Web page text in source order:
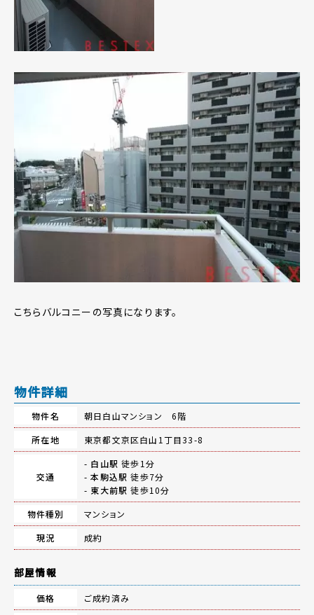
こちらバルコニーの写真になります。
物件詳細
物件名
朝日白山マンション 6階
所在地
東京都文京区白山1丁目33-8
交通
- 白山駅 徒歩1分
-本駒込駅 徒歩7分
- 東大前駅 徒歩10分
物件種別
マンション
現況
成約
部屋情報
価格
ご成約済み